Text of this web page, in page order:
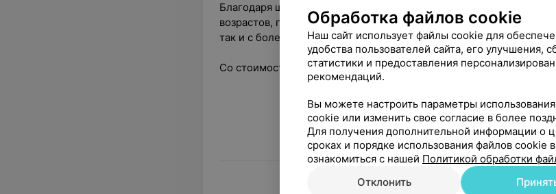
Благодаря широкому спектру действия Биорепил может подойти
возрастов, поскольку может помочь справиться как с
так и с более возрастными.
Со стоимостью услуг можно ознакомиться ЗДЕСЬ
ОНЛАЙН-ЗАПИСЬ
Обработка файлов cookie
Наш сайт использует файлы cookie для
удобства пользователей сайта, его улучшения,
статистики и предоставления
рекомендаций.
Вы можете настроить параметры
cookie или изменить свое согласие в более
Для получения дополнительной информации о
сроках и порядке использования файлов cookie
ознакомиться с нашей Политикой обработки
Отклонить